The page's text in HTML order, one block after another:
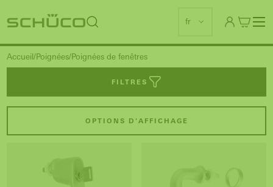
fr
Accueil Poignées Poignées de fenêtres
FILTRES
OPTIONS D'AFFICHAGE